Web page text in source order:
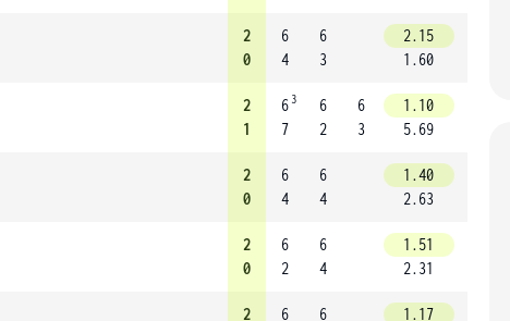
2
0
6
4
6
3
2.15
1.60
2
1
6 3
7
6
2
6
3
1.10
5.69
2
0
6
4
6
4
1.40
2.63
2
0
6
2
6
4
1.51
2.31
2 6 6 1.17